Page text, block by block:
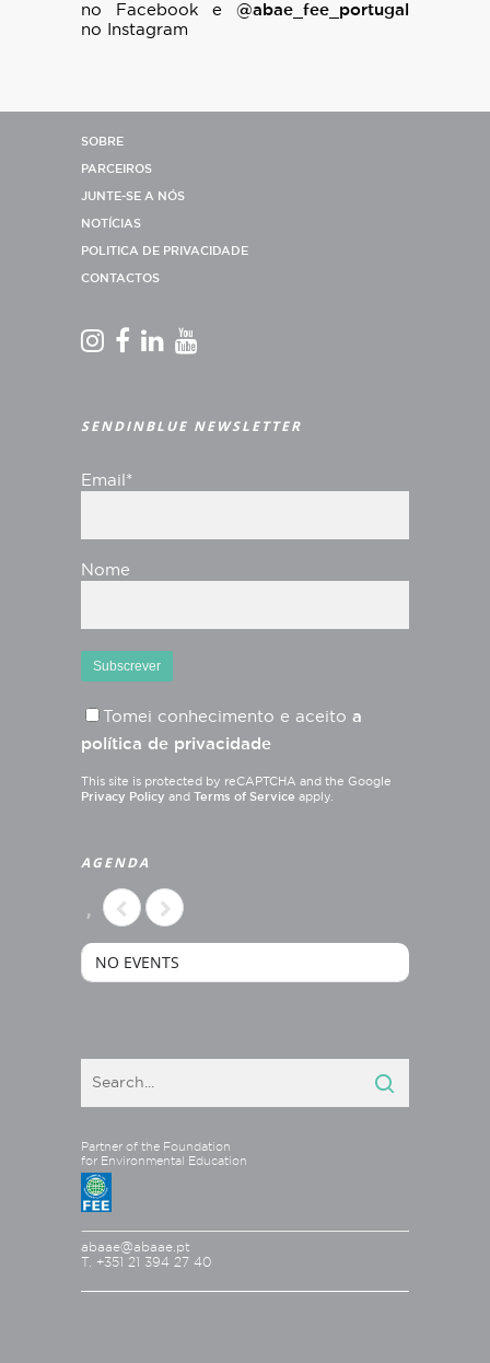
no Facebook e @abae_fee_portugal
no Instagram
SOBRE
PARCEIROS
JUNTE-SE A NÓS
NOTÍCIAS
POLITICA DE PRIVACIDADE
CONTACTOS
SENDINBLUE NEWSLETTER
Email*
Nome
Tomei conhecimento e aceito a
política de privacidade
This site is protected by reCAPTCHA and the Google
Privacy Policy and Terms of Service apply.
AGENDA
,
NO EVENTS
Partner of the Foundation
for Environmental Education
abaae@abaae.pt
T. +351 21 394 27 40